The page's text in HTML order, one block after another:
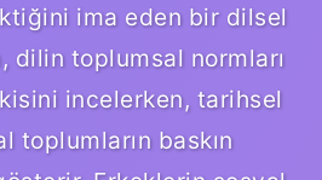
ima eden bir dilsel
dilin toplumsal normları
incelerken, tarihsel
toplumların baskın